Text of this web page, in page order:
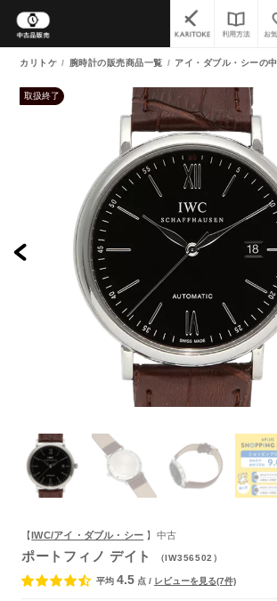
カリトケ 腕時計の販売商品一覧 アイ・ダブル・シーの
取扱終了
【 IWC/アイ・ダブル・シー 】中古
ポートフィノ デイト （IW356502）
平均 4.5 点 / レビューを見る(7件)
よくあるご質問